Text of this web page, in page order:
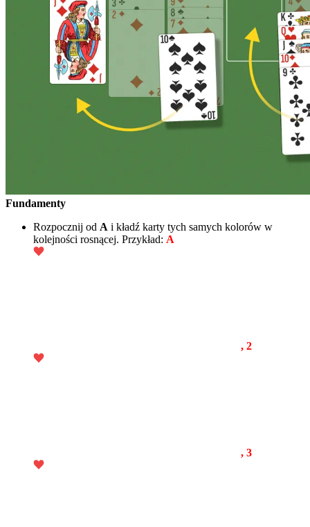
Fundamenty
Rozpocznij od A i kładź karty tych samych kolorów w
kolejności rosnącej. Przykład: A
, 2
, 3